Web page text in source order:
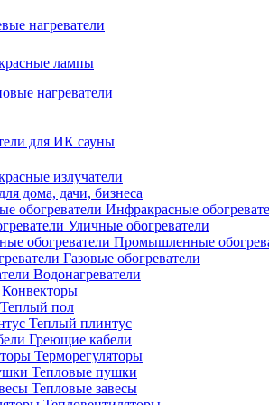
нагреватели
лампы
нагреватели
для ИК сауны
излучатели
дома, дачи, бизнеса
Инфракрасные
Уличные обогреватели
Промышленные
Газовые обогреватели
Водонагреватели
Конвекторы
Теплый пол
Теплый плинтус
Греющие кабели
Терморегуляторы
Тепловые пушки
Тепловые завесы